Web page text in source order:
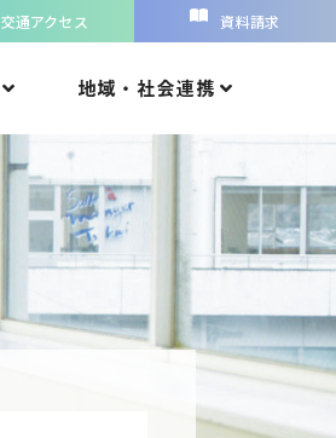
交通アクセス 資料請求
地域・社会連携